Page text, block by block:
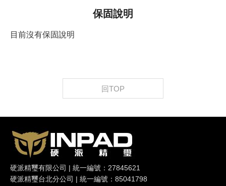
保固說明
目前沒有保固說明
回TOP
硬派精璽有限公司 | 統一編號：27845621
硬派精璽台北分公司 | 統一編號：85041798